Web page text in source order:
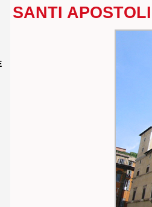
SANTI APOSTOLI